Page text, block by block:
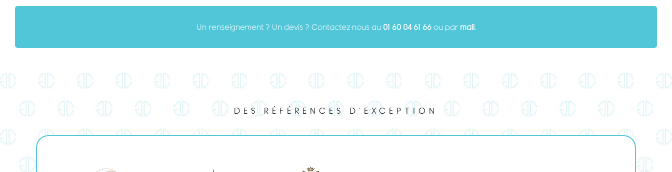
Un renseignement ? Un devis ? Contactez-nous au 01 60 04 61 66ou par mail.
DES RÉFÉRENCES D’EXCEPTION